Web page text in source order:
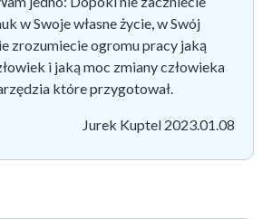
w Swoje własne życie, w Swój
zrozumiecie ogromu pracy jaką
i jaką moc zmiany człowieka
które przygotował.
Jurek Kuptel 2023.01.08